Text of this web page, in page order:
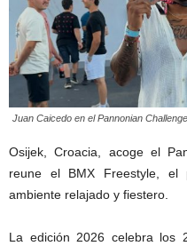
Juan Caicedo en el Pannonian
Osijek, Croacia, acoge el
reune el BMX Freestyle,
ambiente relajado y fiestero.
La edición 2026 celebra los